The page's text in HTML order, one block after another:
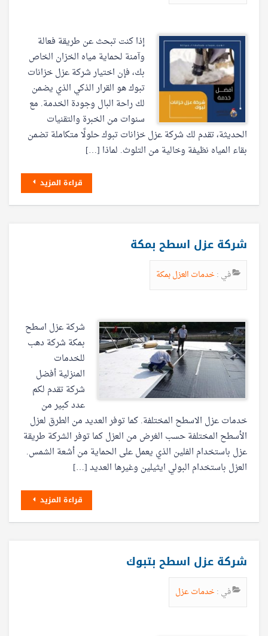
إذا كنت تبحث عن طريقة فعالة
وآمنة لحماية مياه الخزان الخاص
بك، فإن اختيار شركة عزل خزانات
تبوك هو القرار الذكي الذي يضمن
لك راحة البال وجودة الخدمة. مع
سنوات من الخبرة والتقنيات
الحديثة، تقدم لك شركة عزل خزانات تبوك حلولًا متكاملة تضمن
بقاء المياه نظيفة وخالية من التلوث. لماذا […]
قراءة المزيد
شركة عزل اسطح بمكة
في : خدمات العزل بمكة
شركة عزل اسطح
بمكة شركة دهب
للخدمات
المنزلية أفضل
شركة تقدم لكم
عدد كبير من
خدمات عزل الاسطح المختلفة. كما توفر العديد من الطرق لعزل
الأسطح المختلفة حسب الغرض من العزل كما توفر الشركة طريقة
عزل باستخدام الفلين الذي يعمل على الحماية من أشعة الشمس.
العزل باستخدام البولي ايثيلين وغيرها العديد […]
قراءة المزيد
شركة عزل اسطح بتبوك
في : خدمات عزل